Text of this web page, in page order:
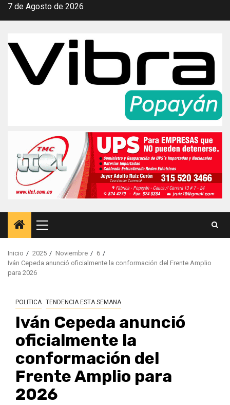
Saltar
7 de Agosto de 2026
Menú
principal
Inicio 2025 Noviembre
6
Iván Cepeda anunció oficialmente la conformación del Frente Amplio
para 2026
POLITICA TENDENCIA ESTA SEMANA
Iván Cepeda anunció
oficialmente la
conformación del
Frente Amplio para
2026